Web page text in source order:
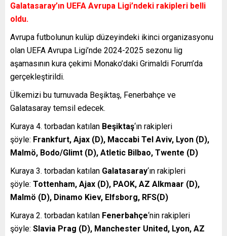
Galatasaray’ın UEFA Avrupa Ligi’ndeki rakipleri belli
oldu.
Avrupa futbolunun kulüp düzeyindeki ikinci organizasyonu
olan UEFA Avrupa Ligi’nde 2024-2025 sezonu lig
aşamasının kura çekimi Monako’daki Grimaldi Forum’da
gerçekleştirildi.
Ülkemizi bu turnuvada Beşiktaş, Fenerbahçe ve
Galatasaray temsil edecek.
Kuraya 4. torbadan katılan Beşiktaş‘ın rakipleri
şöyle: Frankfurt, Ajax (D), Maccabi Tel Aviv, Lyon (D),
Malmö, Bodo/Glimt (D), Atletic Bilbao, Twente (D)
Kuraya 3. torbadan katılan Galatasaray‘ın rakipleri
şöyle: Tottenham, Ajax (D), PAOK, AZ Alkmaar (D),
Malmö (D), Dinamo Kiev, Elfsborg, RFS(D)
Kuraya 2. torbadan katılan Fenerbahçe‘nin rakipleri
şöyle: Slavia Prag (D), Manchester United, Lyon, AZ